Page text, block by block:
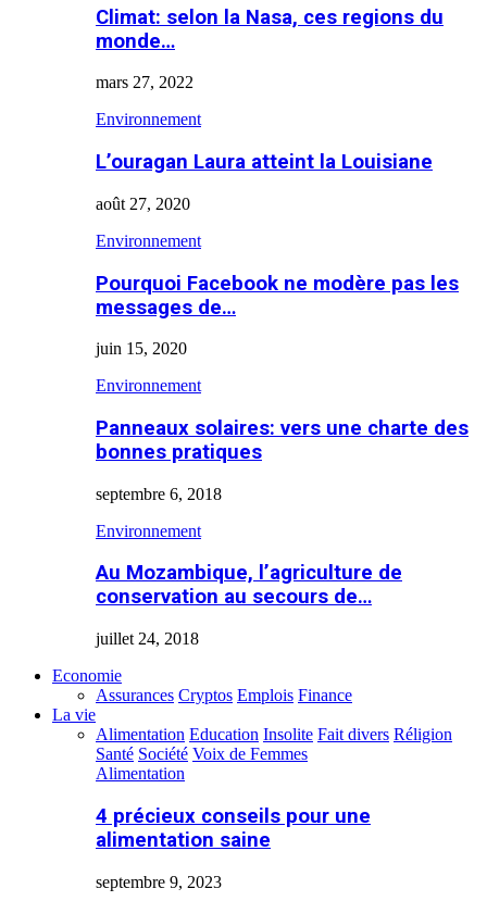
Climat: selon la Nasa, ces regions du
monde…
mars 27, 2022
Environnement
L’ouragan Laura atteint la Louisiane
août 27, 2020
Environnement
Pourquoi Facebook ne modère pas les
messages de…
juin 15, 2020
Environnement
Panneaux solaires: vers une charte des
bonnes pratiques
septembre 6, 2018
Environnement
Au Mozambique, l’agriculture de
conservation au secours de…
juillet 24, 2018
Economie
Assurances Cryptos Emplois Finance
La vie
Alimentation Education Insolite Fait divers Réligion
Santé Société Voix de Femmes
Alimentation
4 précieux conseils pour une
alimentation saine
septembre 9, 2023